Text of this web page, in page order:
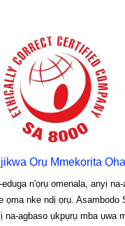
Ọrụ Mmekọrịta
n'ọrụ omenala, anyị
ọma nke ndị ọrụ. Asambodo
na-agbaso ụkpụrụ mba ụwa